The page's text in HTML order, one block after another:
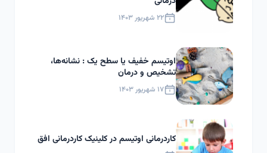
۲۲ شهریور ۱۴۰۳
اوتیسم خفیف یا سطح یک : نشانه‌ها،
تشخیص و درمان
۱۷ شهریور ۱۴۰۳
کاردرمانی اوتیسم در کلینیک کاردرمانی افق